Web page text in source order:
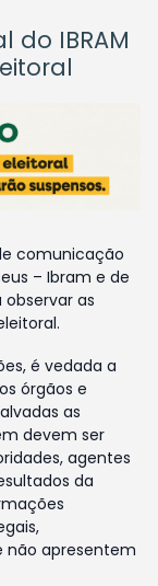
do IBRAM
comunicação
– Ibram e de
as
é vedada a
órgãos e
as
devem ser
agentes
da
não apresentem